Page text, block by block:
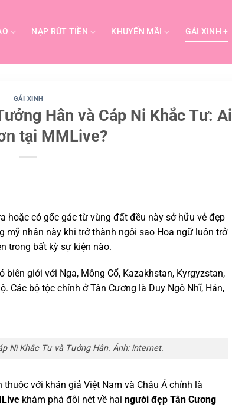
NẠP RÚT TIỀN KHUYẾN MÃI GÁI XINH +
GÁI XINH
Hân và Cáp Ni Khắc Tư: Ai
tại MMLive?
hoặc có gốc gác từ vùng đất đều này sở hữu vẻ đẹp
mỹ nhân này khi trở thành ngôi sao Hoa ngữ luôn trở
trong bất kỳ sự kiện nào.
biên giới với Nga, Mông Cổ, Kazakhstan, Kyrgyzstan,
Các bộ tộc chính ở Tân Cương là Duy Ngô Nhĩ, Hán,
Ni Khắc Tư và Tưởng Hân. Ảnh: internet.
với khán giả Việt Nam và Châu Á chính là
khám phá đôi nét về hai người đẹp Tân Cương